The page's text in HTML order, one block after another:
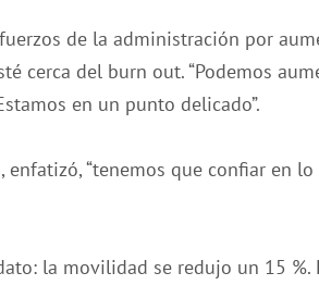
de la administración por
cerca del burn out. “Podemos
en un punto delicado”.
enfatizó, “tenemos que confiar en
la movilidad se redujo un 15